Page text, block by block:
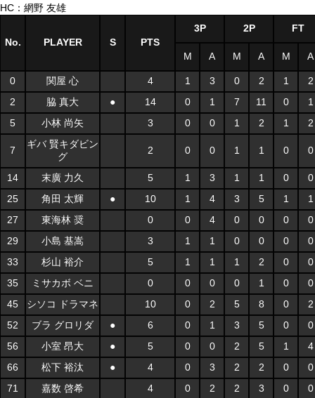
HC：網野 友雄
No. PLAYER S PTS
3P 2P FT
M A M A M A
0 関屋 心 4 1 3 0 2 1
2
2
脇 真大 ● 14 0 1 7 11 0
1
5
小林 尚矢 3 0 0 1 2 1 2
7
ギバ 賢キダビン
グ
2 0 0 1 1 0 0
14 末廣 力久 5 1 3 1 1 0
0
25
角田 太輝 ● 10 1 4 3 5 1
1
27
東海林 奨 0 0 4 0 0 0
0
29
小島 基嵩 3 1 1 0 0 0
0
33
杉山 裕介 5 1 1 1 2 0
0
35
ミサカボ ベニ 0 0 0 0 1 0
0
45
シソコ ドラマネ 10 0 2 5 8 0
2
52
ブラ グロリダ ● 6 0 1 3 5 0
0
56
小室 昂大 ● 5 0 0 2 5 1
4
66
松下 裕汰 ● 4 0 3 2 2 0
0
71
嘉数 啓希 4 0 2 2 3 0
0